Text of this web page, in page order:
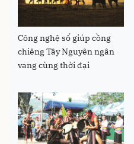
Công nghệ số giúp cồng
chiêng Tây Nguyên ngân
vang cùng thời đại